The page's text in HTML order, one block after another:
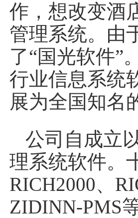
作，想改变酒
管理系统。由
了“国光软件”
行业信息系统
展为全国知名
公司自成立
理系统软件。
RICH2000、
ZIDINN-PMS